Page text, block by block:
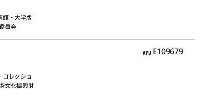
館・大学版
員会
APJ
E109679
コレクショ
文化振興財